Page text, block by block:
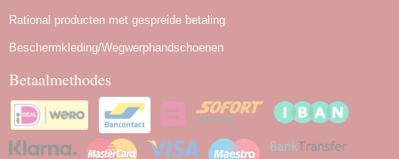
Rational producten met gespreide betaling
Beschermkleding/Wegwerphandschoenen
Betaalmethodes